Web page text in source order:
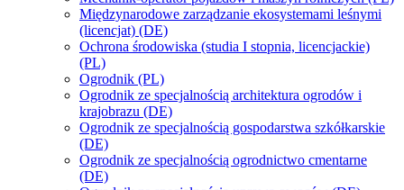
Międzynarodowe zarządzanie ekosystemami leśnymi
(licencjat) (DE)
Ochrona środowiska (studia I stopnia, licencjackie)
(PL)
Ogrodnik (PL)
Ogrodnik ze specjalnością architektura ogrodów i
krajobrazu (DE)
Ogrodnik ze specjalnością gospodarstwa szkółkarskie
(DE)
Ogrodnik ze specjalnością ogrodnictwo cmentarne
(DE)